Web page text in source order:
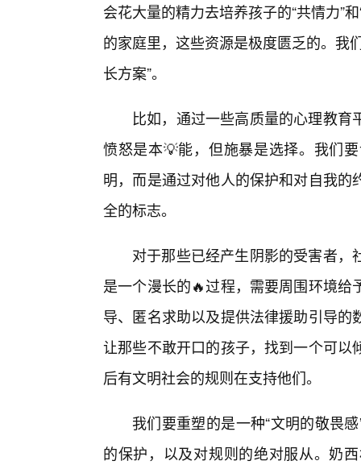
会花大量的精力去培养孩子的“共情力”
的家庭里，这些资源是极度匮乏的。我
长方案”。
比如，通过一些高质量的心理教
愤怒是本💡能，但施暴是选择。我们
明，而是通过对他人的保护和对自我
全的标志。
对于那些已经产生阴影的受害者
是一个漫长的🔥过程，需要周围环境
导、匿名求助以及提供法律援助引导
让那些不敢开口的孩子，找到一个可
后有文明社会的规则在支持他们。
我们要重塑的是一种“文明的敬畏
的保护，以及对规则的绝对服从。奶